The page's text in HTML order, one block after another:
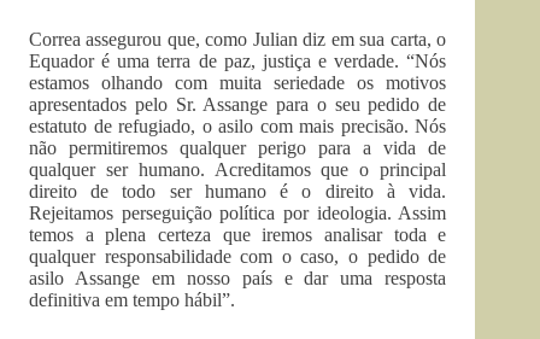
Correa assegurou que, como Julian diz em sua carta, o
Equador é uma terra de paz, justiça e verdade. “Nós
estamos olhando com muita seriedade os motivos
apresentados pelo Sr. Assange para o seu pedido de
estatuto de refugiado, o asilo com mais precisão. Nós
não permitiremos qualquer perigo para a vida de
qualquer ser humano. Acreditamos que o principal
direito de todo ser humano é o direito à vida.
Rejeitamos perseguição política por ideologia. Assim
temos a plena certeza que iremos analisar toda e
qualquer responsabilidade com o caso, o pedido de
asilo Assange em nosso país e dar uma resposta
definitiva em tempo hábil”.